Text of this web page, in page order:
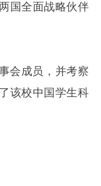
国全面战略伙伴
会成员，并考察
该校中国学生科